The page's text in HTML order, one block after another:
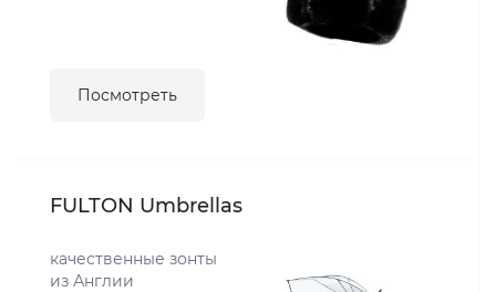
Посмотреть
FULTON Umbrellas
качественные зонты
из Англии